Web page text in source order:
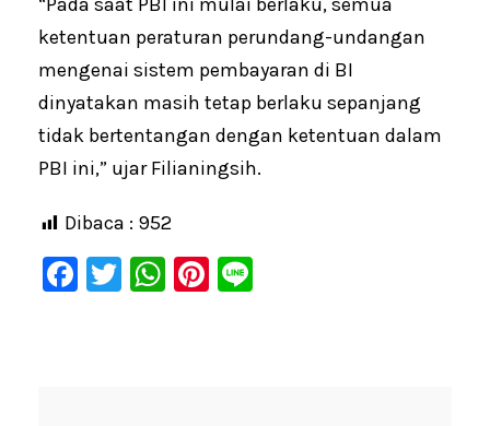
ketentuan peraturan perundang-undangan
mengenai sistem pembayaran di BI
dinyatakan masih tetap berlaku sepanjang
tidak bertentangan dengan ketentuan dalam
PBI ini,” ujar Filianingsih.
Dibaca : 952
F
T
W Pi